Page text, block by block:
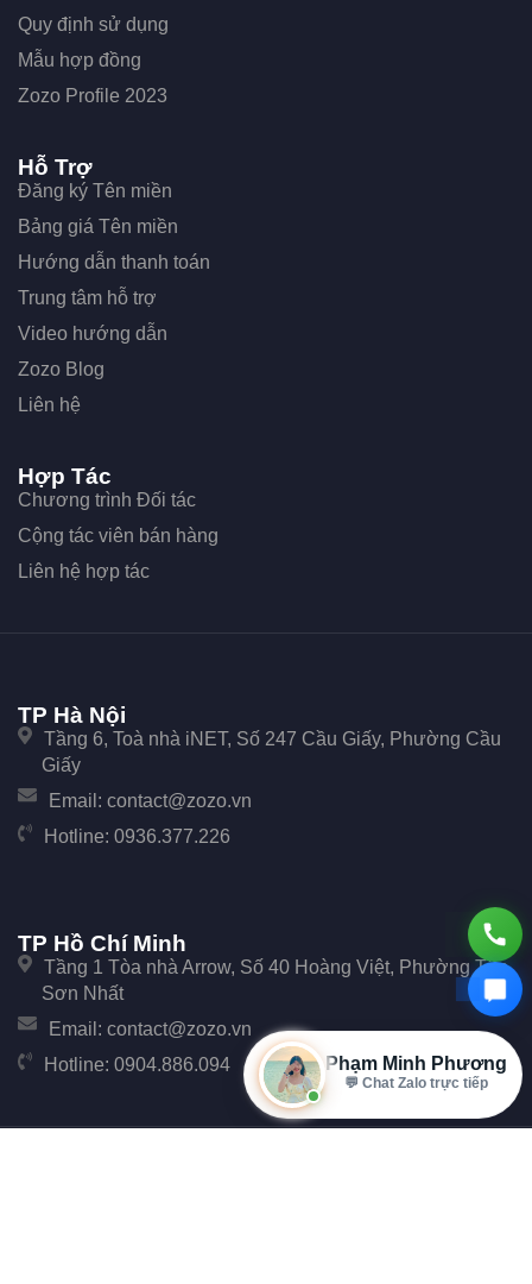
Quy định sử dụng
Mẫu hợp đồng
Zozo Profile 2023
Hỗ Trợ
Đăng ký Tên miền
Bảng giá Tên miền
Hướng dẫn thanh toán
Trung tâm hỗ trợ
Video hướng dẫn
Zozo Blog
Liên hệ
Hợp Tác
Chương trình Đối tác
Cộng tác viên bán hàng
Liên hệ hợp tác
TP Hà Nội
Tầng 6, Toà nhà iNET, Số 247 Cầu Giấy, Phường Cầu
Giấy
Email: contact@zozo.vn
Hotline: 0936.377.226
TP Hồ Chí Minh
Tầng 1 Tòa nhà Arrow, Số 40 Hoàng Việt, Phường Tân
Sơn Nhất
Email: contact@zozo.vn
Hotline: 0904.886.094 Phạm Minh Phương
💬 Chat Zalo trực tiếp